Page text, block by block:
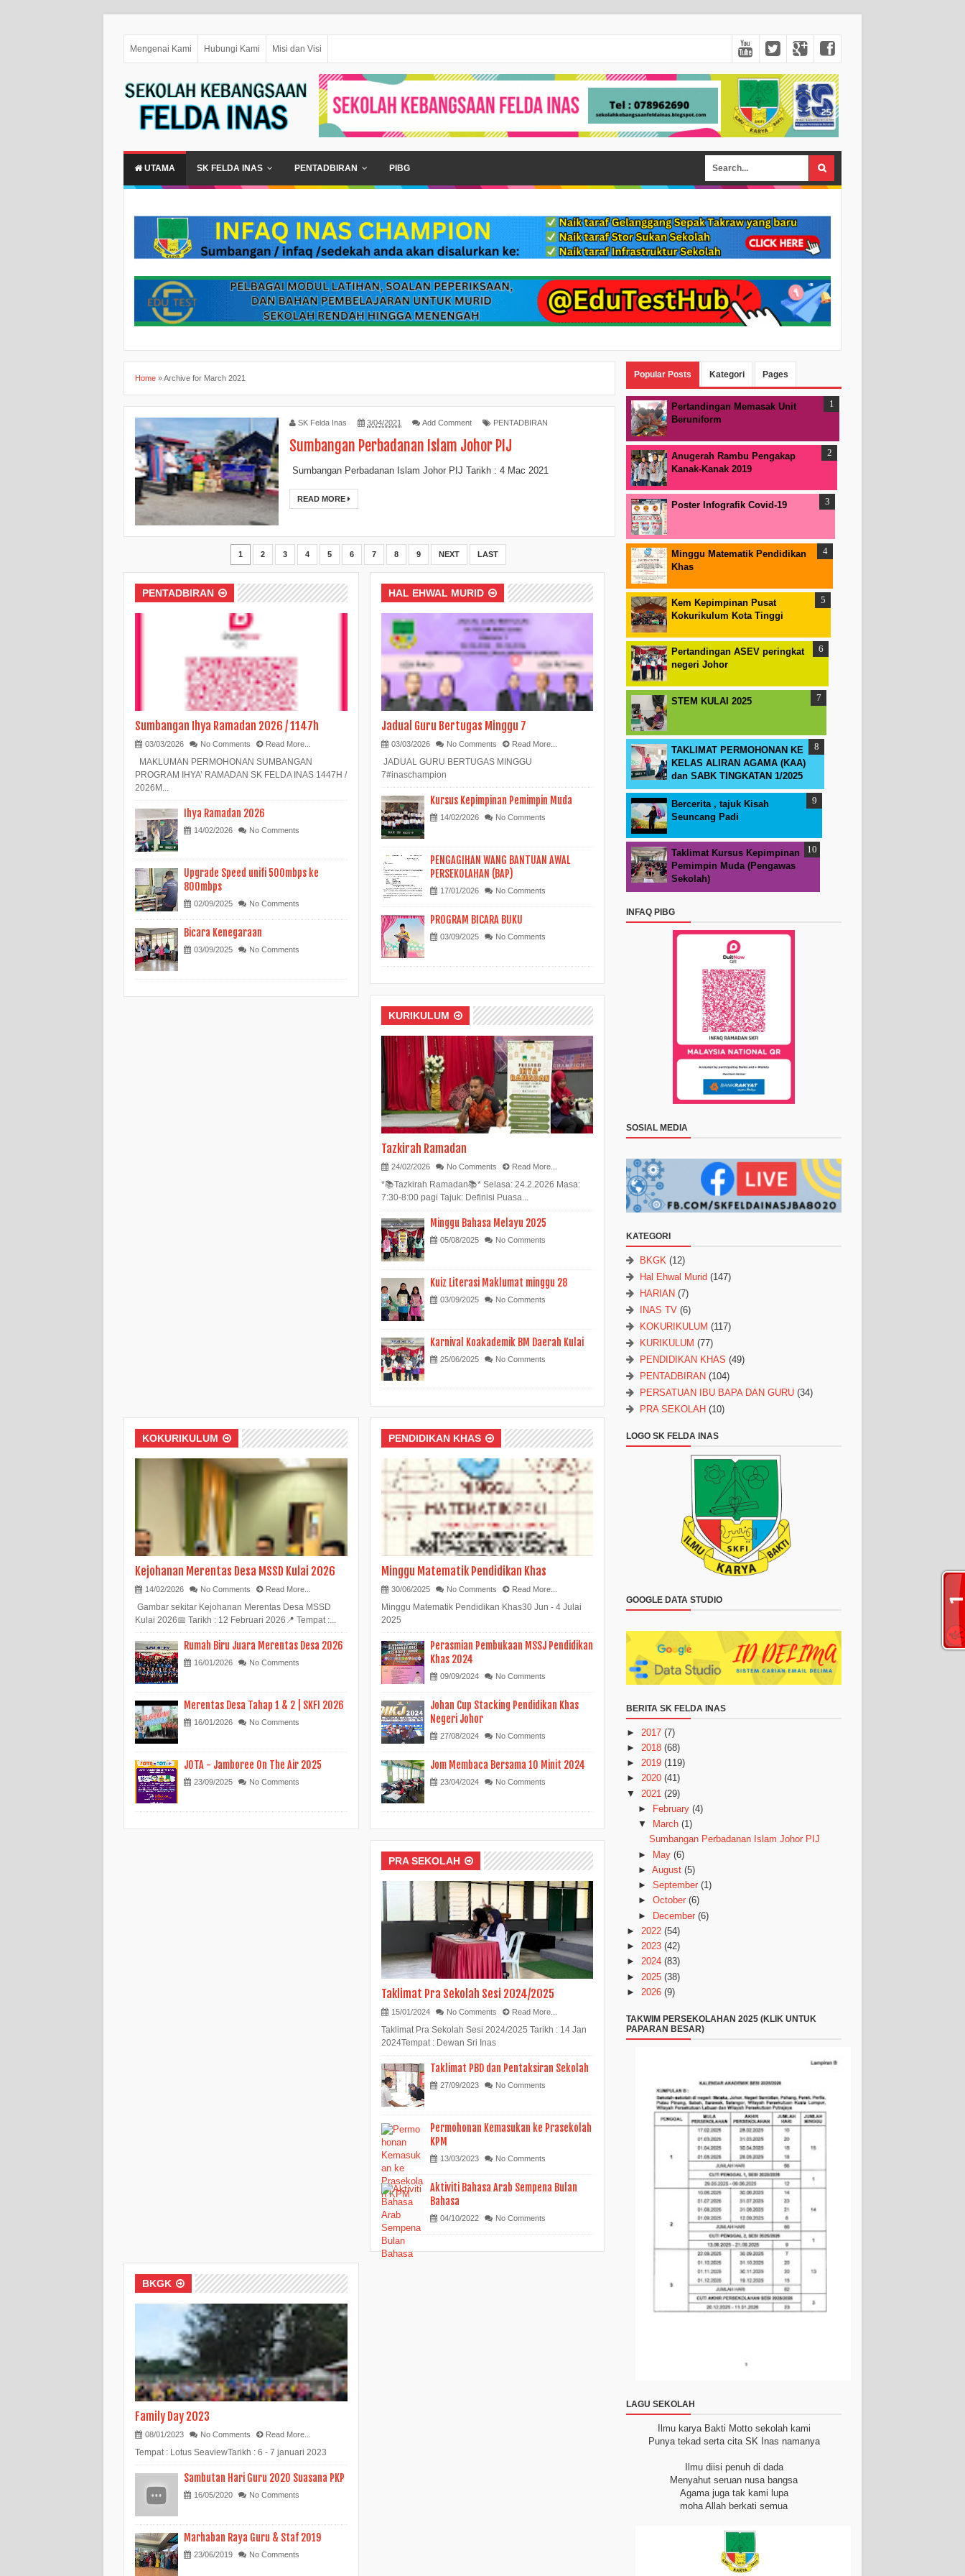
Mengenai Kami Hubungi Kami Misi dan Visi
UTAMA SK FELDA INAS PENTADBIRAN PIBG
Home »Archive for March 2021
SK Felda Inas 3/04/2021 Add Comment PENTADBIRAN
Sumbangan Perbadanan Islam Johor PIJ
Sumbangan Perbadanan Islam Johor PIJ Tarikh : 4 Mac 2021
READ MORE
1 2 3 4 5 6 7 8 9 NEXT LAST
PENTADBIRAN
Sumbangan Ihya Ramadan 2026 / 1147h
03/03/2026 No Comments Read More...
MAKLUMAN PERMOHONAN SUMBANGAN
PROGRAM IHYA’ RAMADAN SK FELDA INAS 1447H /
2026M...
Ihya Ramadan 2026
14/02/2026 No Comments
Upgrade Speed unifi 500mbps ke
800mbps
02/09/2025 No Comments
Bicara Kenegaraan
03/09/2025 No Comments
HAL EHWAL MURID
Jadual Guru Bertugas Minggu 7
03/03/2026 No Comments Read More...
JADUAL GURU BERTUGAS MINGGU
7#inaschampion
Kursus Kepimpinan Pemimpin Muda
14/02/2026 No Comments
PENGAGIHAN WANG BANTUAN AWAL
PERSEKOLAHAN (BAP)
17/01/2026 No Comments
PROGRAM BICARA BUKU
03/09/2025 No Comments
KURIKULUM
Tazkirah Ramadan
24/02/2026 No Comments Read More...
*📚Tazkirah Ramadan📚* Selasa: 24.2.2026 Masa:
7:30-8:00 pagi Tajuk: Definisi Puasa...
Minggu Bahasa Melayu 2025
05/08/2025 No Comments
Kuiz Literasi Maklumat minggu 28
03/09/2025 No Comments
Karnival Koakademik BM Daerah Kulai
25/06/2025 No Comments
KOKURIKULUM
Kejohanan Merentas Desa MSSD Kulai 2026
14/02/2026 No Comments Read More...
Gambar sekitar Kejohanan Merentas Desa MSSD
Kulai 2026📅 Tarikh : 12 Februari 2026📍 Tempat :...
Rumah Biru Juara Merentas Desa 2026
16/01/2026 No Comments
Merentas Desa Tahap 1 & 2 | SKFI 2026
16/01/2026 No Comments
JOTA - Jamboree On The Air 2025
23/09/2025 No Comments
PENDIDIKAN KHAS
Minggu Matematik Pendidikan Khas
30/06/2025 No Comments Read More...
Minggu Matematik Pendidikan Khas30 Jun - 4 Julai
2025
Perasmian Pembukaan MSSJ Pendidikan
Khas 2024
09/09/2024 No Comments
Johan Cup Stacking Pendidikan Khas
Negeri Johor
27/08/2024 No Comments
Jom Membaca Bersama 10 Minit 2024
23/04/2024 No Comments
PRA SEKOLAH
Taklimat Pra Sekolah Sesi 2024/2025
15/01/2024 No Comments Read More...
Taklimat Pra Sekolah Sesi 2024/2025 Tarikh : 14 Jan
2024Tempat : Dewan Sri Inas
Taklimat PBD dan Pentaksiran Sekolah
27/09/2023 No Comments
Permohonan Kemasukan ke Prasekolah
KPM
13/03/2023 No Comments
Aktiviti Bahasa Arab Sempena Bulan
Bahasa
04/10/2022 No Comments
BKGK
Family Day 2023
08/01/2023 No Comments Read More...
Tempat : Lotus SeaviewTarikh : 6 - 7 januari 2023
Sambutan Hari Guru 2020 Suasana PKP
16/05/2020 No Comments
Marhaban Raya Guru & Staf 2019
23/06/2019 No Comments
Popular Posts Kategori Pages
Pertandingan Memasak Unit
Beruniform
Anugerah Rambu Pengakap
Kanak-Kanak 2019
Poster Infografik Covid-19
Minggu Matematik Pendidikan
Khas
Kem Kepimpinan Pusat
Kokurikulum Kota Tinggi
Pertandingan ASEV peringkat
negeri Johor
STEM KULAI 2025
TAKLIMAT PERMOHONAN KE
KELAS ALIRAN AGAMA (KAA)
dan SABK TINGKATAN 1/2025
Bercerita , tajuk Kisah
Seuncang Padi
Taklimat Kursus Kepimpinan
Pemimpin Muda (Pengawas
Sekolah)
INFAQ PIBG
SOSIAL MEDIA
KATEGORI
BKGK (12)
Hal Ehwal Murid (147)
HARIAN (7)
INAS TV (6)
KOKURIKULUM (117)
KURIKULUM (77)
PENDIDIKAN KHAS (49)
PENTADBIRAN (104)
PERSATUAN IBU BAPA DAN GURU (34)
PRA SEKOLAH (10)
LOGO SK FELDA INAS
GOOGLE DATA STUDIO
BERITA SK FELDA INAS
► 2017 (7)
► 2018 (68)
► 2019 (119)
► 2020 (41)
▼
2021 (29)
►
February (4)
▼
March (1)
Sumbangan Perbadanan Islam Johor PIJ
► May (6)
► August (5)
► September (1)
► October (6)
► December (6)
► 2022 (54)
► 2023 (42)
► 2024 (83)
► 2025 (38)
► 2026 (9)
TAKWIM PERSEKOLAHAN 2025 (KLIK UNTUK
PAPARAN BESAR)
LAGU SEKOLAH
Ilmu karya Bakti Motto sekolah kami
Punya tekad serta cita SK Inas namanya
Ilmu diisi penuh di dada
Menyahut seruan nusa bangsa
Agama juga tak kami lupa
moha Allah berkati semua